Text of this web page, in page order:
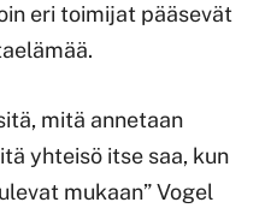
eri toimijat pääsevät
mitä annetaan
yhteisö itse saa, kun
mukaan” Vogel